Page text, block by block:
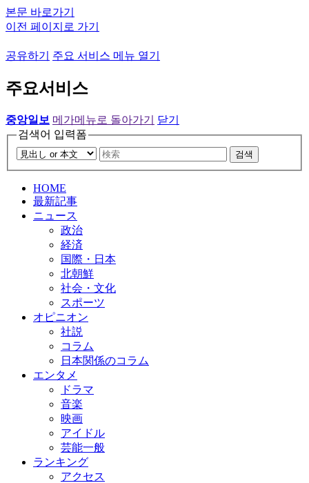
본문 바로가기
이전 페이지로 가기
공유하기 주요 서비스 메뉴 열기
주요서비스
중앙일보 메가메뉴로 돌아가기
닫기
검색어 입력폼
검색
HOME
最新記事
ニュース
政治
経済
国際・日本
北朝鮮
社会・文化
スポーツ
オピニオン
社説
コラム
日本関係のコラム
エンタメ
ドラマ
音楽
映画
アイドル
芸能一般
ランキング
アクセス